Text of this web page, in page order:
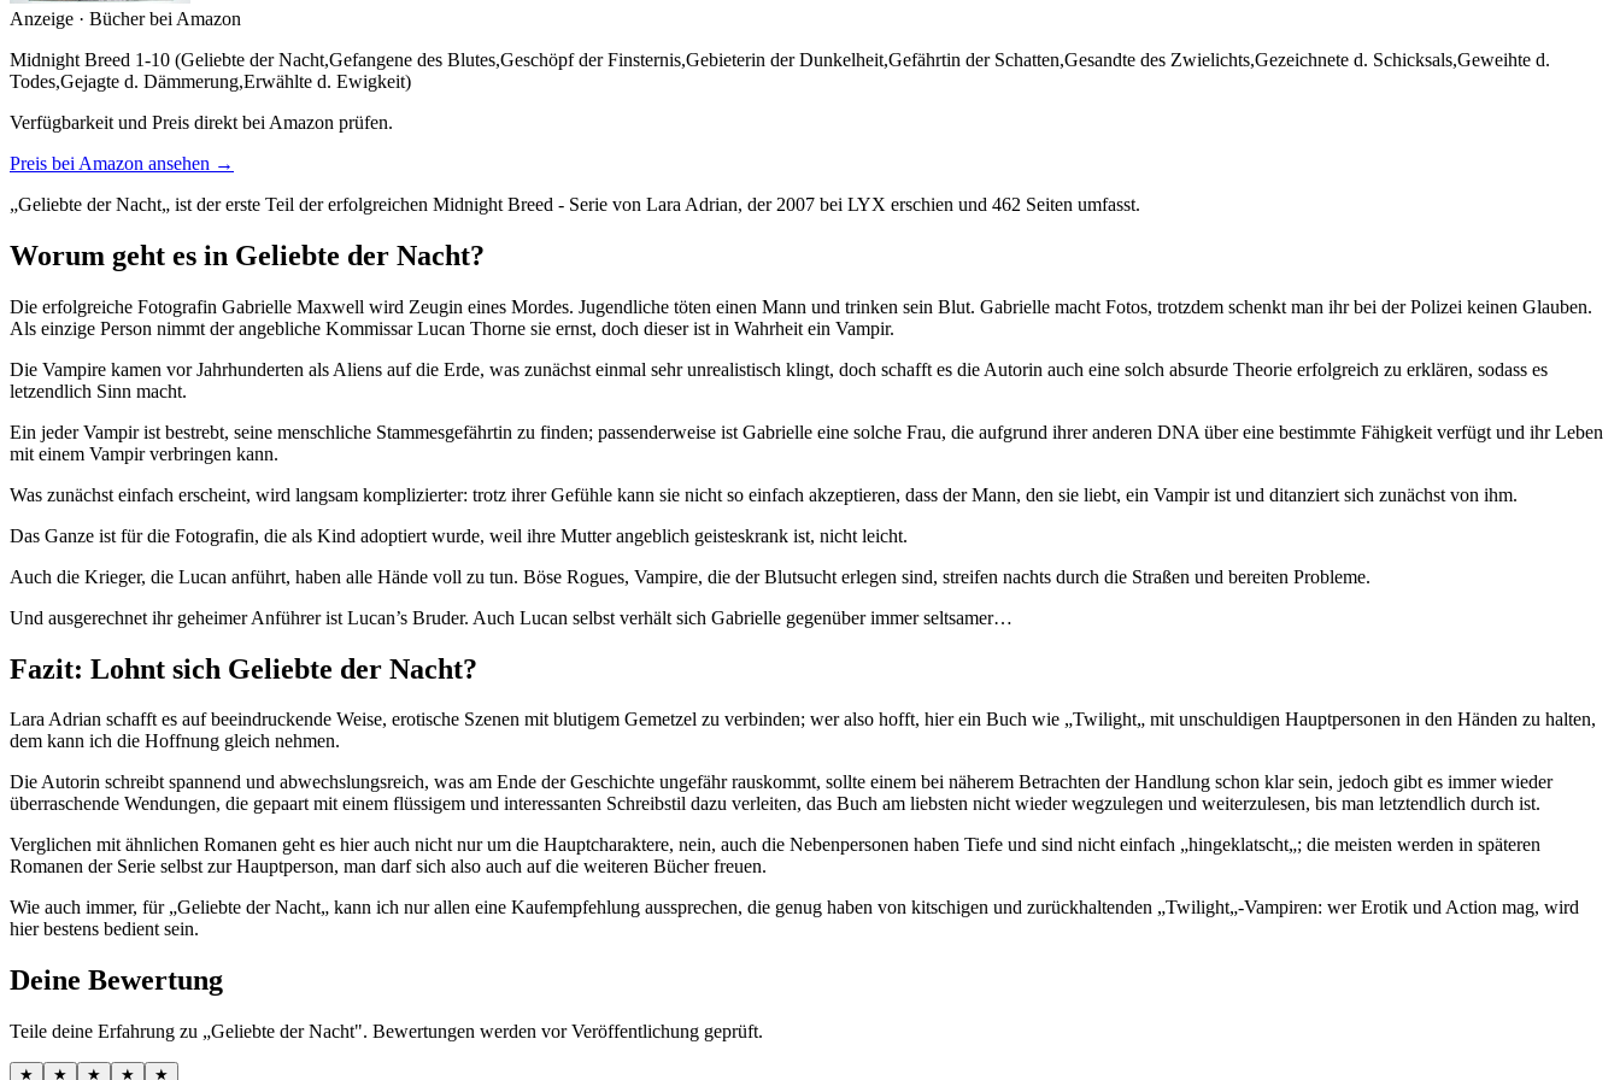
Anzeige · Bücher bei Amazon
Midnight Breed 1-10 (Geliebte der Nacht,Gefangene des Blutes,Geschöpf der Finsternis,Gebieterin der Dunkelheit,Gefährtin der Schatten,Gesandte des Zwielichts,Gezeichnete d. Schicksals,Geweihte d.
Todes,Gejagte d. Dämmerung,Erwählte d. Ewigkeit)
Verfügbarkeit und Preis direkt bei Amazon prüfen.
Preis bei Amazon ansehen →
„Geliebte der Nacht„ ist der erste Teil der erfolgreichen Midnight Breed - Serie von Lara Adrian, der 2007 bei LYX erschien und 462 Seiten umfasst.
Worum geht es in Geliebte der Nacht?
Die erfolgreiche Fotografin Gabrielle Maxwell wird Zeugin eines Mordes. Jugendliche töten einen Mann und trinken sein Blut. Gabrielle macht Fotos, trotzdem schenkt man ihr bei der Polizei keinen Glauben.
Als einzige Person nimmt der angebliche Kommissar Lucan Thorne sie ernst, doch dieser ist in Wahrheit ein Vampir.
Die Vampire kamen vor Jahrhunderten als Aliens auf die Erde, was zunächst einmal sehr unrealistisch klingt, doch schafft es die Autorin auch eine solch absurde Theorie erfolgreich zu erklären, sodass es
letzendlich Sinn macht.
Ein jeder Vampir ist bestrebt, seine menschliche Stammesgefährtin zu finden; passenderweise ist Gabrielle eine solche Frau, die aufgrund ihrer anderen DNA über eine bestimmte Fähigkeit verfügt und ihr Leben
mit einem Vampir verbringen kann.
Was zunächst einfach erscheint, wird langsam komplizierter: trotz ihrer Gefühle kann sie nicht so einfach akzeptieren, dass der Mann, den sie liebt, ein Vampir ist und ditanziert sich zunächst von ihm.
Das Ganze ist für die Fotografin, die als Kind adoptiert wurde, weil ihre Mutter angeblich geisteskrank ist, nicht leicht.
Auch die Krieger, die Lucan anführt, haben alle Hände voll zu tun. Böse Rogues, Vampire, die der Blutsucht erlegen sind, streifen nachts durch die Straßen und bereiten Probleme.
Und ausgerechnet ihr geheimer Anführer ist Lucan’s Bruder. Auch Lucan selbst verhält sich Gabrielle gegenüber immer seltsamer…
Fazit: Lohnt sich Geliebte der Nacht?
Lara Adrian schafft es auf beeindruckende Weise, erotische Szenen mit blutigem Gemetzel zu verbinden; wer also hofft, hier ein Buch wie „Twilight„ mit unschuldigen Hauptpersonen in den Händen zu halten,
dem kann ich die Hoffnung gleich nehmen.
Die Autorin schreibt spannend und abwechslungsreich, was am Ende der Geschichte ungefähr rauskommt, sollte einem bei näherem Betrachten der Handlung schon klar sein, jedoch gibt es immer wieder
überraschende Wendungen, die gepaart mit einem flüssigem und interessanten Schreibstil dazu verleiten, das Buch am liebsten nicht wieder wegzulegen und weiterzulesen, bis man letztendlich durch ist.
Verglichen mit ähnlichen Romanen geht es hier auch nicht nur um die Hauptcharaktere, nein, auch die Nebenpersonen haben Tiefe und sind nicht einfach „hingeklatscht„; die meisten werden in späteren
Romanen der Serie selbst zur Hauptperson, man darf sich also auch auf die weiteren Bücher freuen.
Wie auch immer, für „Geliebte der Nacht„ kann ich nur allen eine Kaufempfehlung aussprechen, die genug haben von kitschigen und zurückhaltenden „Twilight„-Vampiren: wer Erotik und Action mag, wird
hier bestens bedient sein.
Deine Bewertung
Teile deine Erfahrung zu „Geliebte der Nacht". Bewertungen werden vor Veröffentlichung geprüft.
★ ★ ★ ★ ★